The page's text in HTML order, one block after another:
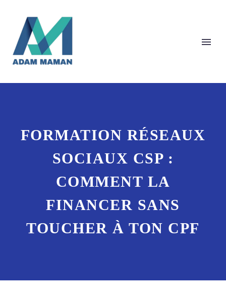
FORMATION RÉSEAUX
SOCIAUX CSP :
COMMENT LA
FINANCER SANS
TOUCHER À TON CPF